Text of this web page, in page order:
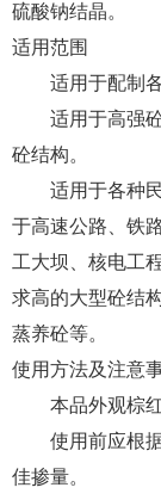
硫酸钠结晶。
适用范围
适用于配制各
适用于高强砼
砼结构。
适用于各种民
于高速公路、铁
工大坝、核电工
求高的大型砼结
蒸养砼等。
使用方法及注意
本品外观棕红
使用前应根据
佳掺量。